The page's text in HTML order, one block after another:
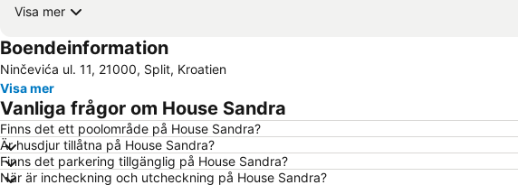
Visa mer
Boendeinformation
Ninčevića ul. 11, 21000, Split, Kroatien
Visa mer
Vanliga frågor om House Sandra
Finns det ett poolområde på House Sandra?
Är husdjur tillåtna på House Sandra?
Finns det parkering tillgänglig på House Sandra?
När är incheckning och utcheckning på House Sandra?